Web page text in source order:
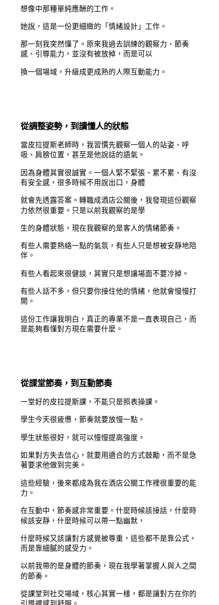
想像中那種單純應酬的工作。
她說，這是一份更細緻的「情緒設計」工作。
那一刻我突然懂了。原來我過去訓練的觀察力、節奏
感、引導能力，並沒有被放掉，而是可以
換一個場域，升級成更成熟的人際互動能力。
從調整姿勢，到讀懂人的狀態
當皮拉提斯老師時，我習慣先觀察一個人的站姿、呼
吸、肩膀位置，甚至是他說話的語氣。
因為身體其實很誠實。一個人緊不緊張、累不累、有沒
有安全感，很多時候不用說出口，身體
就會先透露答案。轉職成酒店公關後，我發現這份觀察
力依然很重要。只是以前我觀察的是學
生的身體狀態，現在我觀察的是客人的情緒節奏。
有些人需要熱絡一點的氣氛，有些人只是想被安靜地陪
伴。
有些人看起來很健談，其實只是想讓場面不要冷掉。
有些人話不多，但只要你接住他的情緒，他就會慢慢打
開。
這份工作讓我明白，真正的專業不是一直表現自己，而
是能夠看懂對方現在需要什麼。
從課堂節奏，到互動節奏
一堂好的皮拉提斯課，不能只是照表操課。
學生今天很疲憊，節奏就要放慢一點。
學生狀態很好，就可以慢慢提高強度。
如果對方失去信心，就要用適合的方式鼓勵，而不是急
著要求他做到完美。
這些經驗，後來都成為我在酒店公關工作裡很重要的能
力。
在互動中，節奏感非常重要。什麼時候該接話，什麼時
候該安靜，什麼時候可以帶一點幽默，
什麼時候又該讓對方感覺被尊重，這些都不是靠公式，
而是靠細膩的感受力。
以前我帶的是身體的節奏，現在我學著掌握人與人之間
的節奏。
從課堂到社交場域，核心其實一樣，都是讓對方在你的